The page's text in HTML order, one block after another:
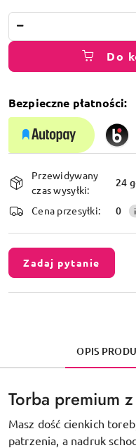
Do
Bezpieczne płatności:
Dostępność
i
dostawa
Przewidywany
czas wysyłki:
24
Cena przesyłki: 0
Zadaj pytanie
OPIS
Torba premium
Masz dość cienkich
patrzenia, a nadruk